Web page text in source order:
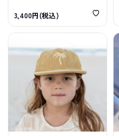
3,400円(税込)